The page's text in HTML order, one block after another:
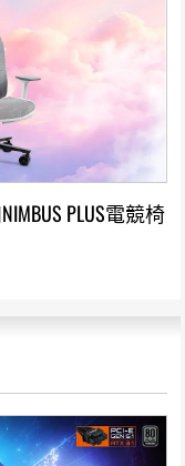
PLUS電競椅